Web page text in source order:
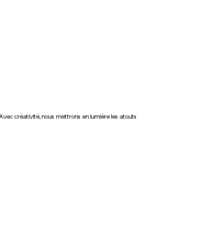
créativité, nous mettrons en lumière les atouts